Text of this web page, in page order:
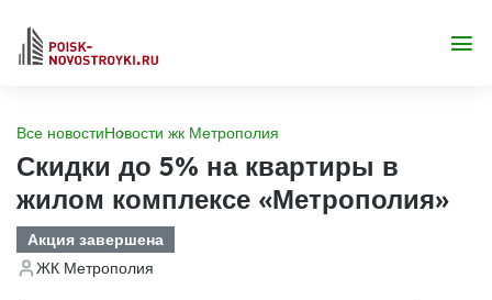
Все новостиНовости жк Метрополия
Скидки до 5% на квартиры в
жилом комплексе «Метрополия»
Акция завершена
ЖК Метрополия